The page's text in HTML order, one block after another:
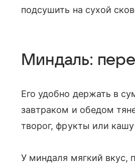
подсушить на сухой
Миндаль:
Его удобно держать в
завтраком и обедом
творог, фрукты или
У миндаля мягкий вкус,